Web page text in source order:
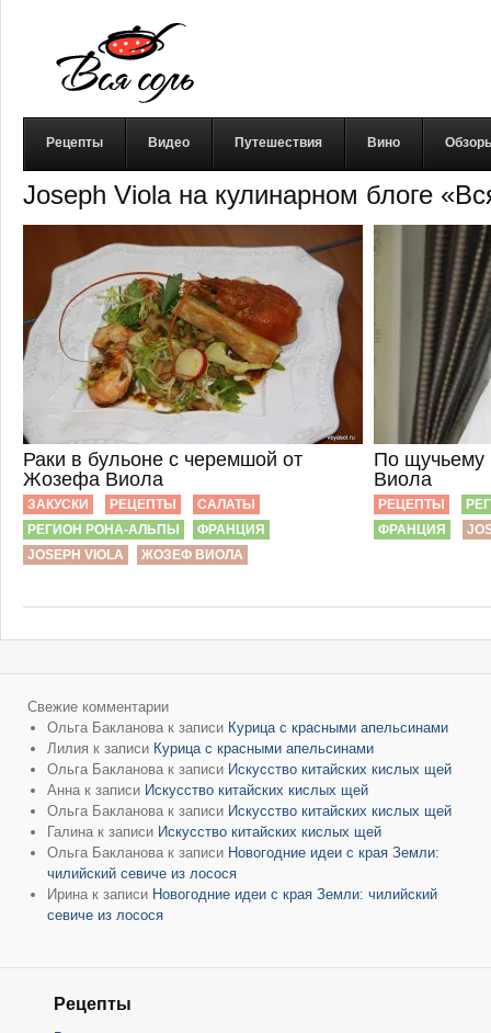
Рецепты Видео Путешествия Вино
Joseph Viola на кулинарном блоге
Раки в бульоне с черемшой от
Жозефа Виола
ЗАКУСКИ РЕЦЕПТЫ
САЛАТЫ
РЕГИОН РОНА-АЛЬПЫ
ФРАНЦИЯ
JOSEPH VIOLA
ЖОЗЕФ ВИОЛА
По
Виола
РЕЦЕПТЫ
ФРАНЦИЯ
Свежие комментарии
Ольга Бакланова к записи Курица с красными апельсинами
Лилия к записи Курица с красными апельсинами
Ольга Бакланова к записи Искусство китайских кислых щей
Анна к записи Искусство китайских кислых щей
Ольга Бакланова к записи Искусство китайских кислых щей
Галина к записи Искусство китайских кислых щей
Ольга Бакланова к записи Новогодние идеи с края Земли:
чилийский севиче из лосося
Ирина к записи Новогодние идеи с края Земли: чилийский
севиче из лосося
Рецепты